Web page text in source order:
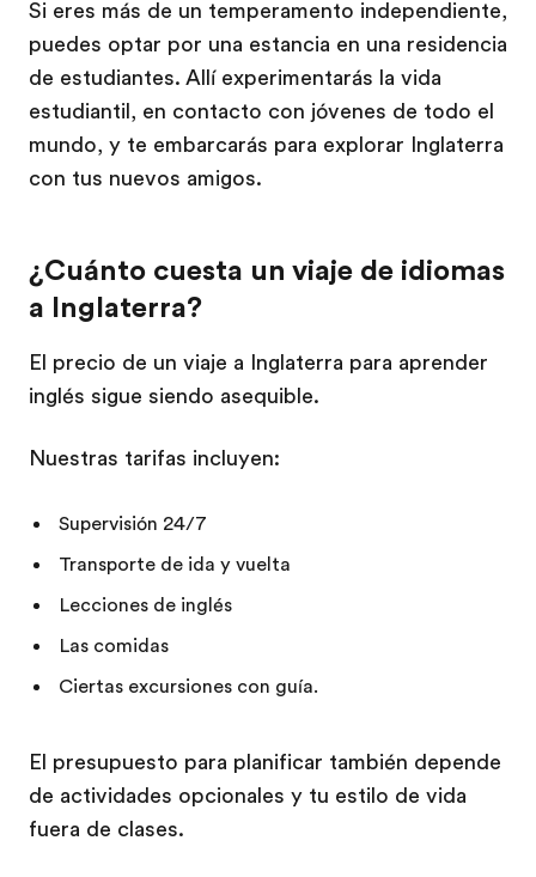
Si eres más de un temperamento independiente,
puedes optar por una estancia en una residencia
de estudiantes. Allí experimentarás la vida
estudiantil, en contacto con jóvenes de todo el
mundo, y te embarcarás para explorar Inglaterra
con tus nuevos amigos.
¿Cuánto cuesta un viaje de idiomas
a Inglaterra?
El precio de un viaje a Inglaterra para aprender
inglés sigue siendo asequible.
Nuestras tarifas incluyen:
Supervisión 24/7
Transporte de ida y vuelta
Lecciones de inglés
Las comidas
Ciertas excursiones con guía.
El presupuesto para planificar también depende
de actividades opcionales y tu estilo de vida
fuera de clases.